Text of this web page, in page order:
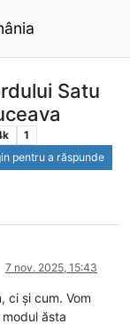
Satu
1
pentru a răspunde
7 nov. 2025, 15:43
ci și cum. Vom
ăsta